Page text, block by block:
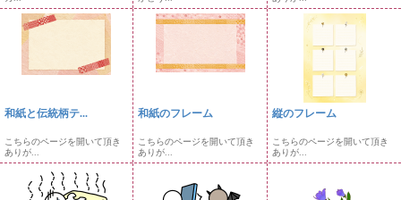
和紙と伝統柄テ...
こちらのページを開いて頂き
ありが...
和紙のフレーム
こちらのページを開いて頂き
ありが...
縦のフレーム
こちらのページを開いて頂き
ありが...